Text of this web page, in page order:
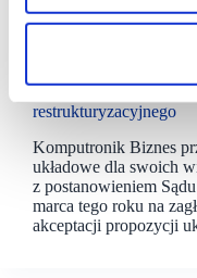
Komputronik na
restrukturyzacyjnego
Komputronik Biznes
układowe dla swoich
z postanowieniem
marca tego roku na
akceptacji propozycji